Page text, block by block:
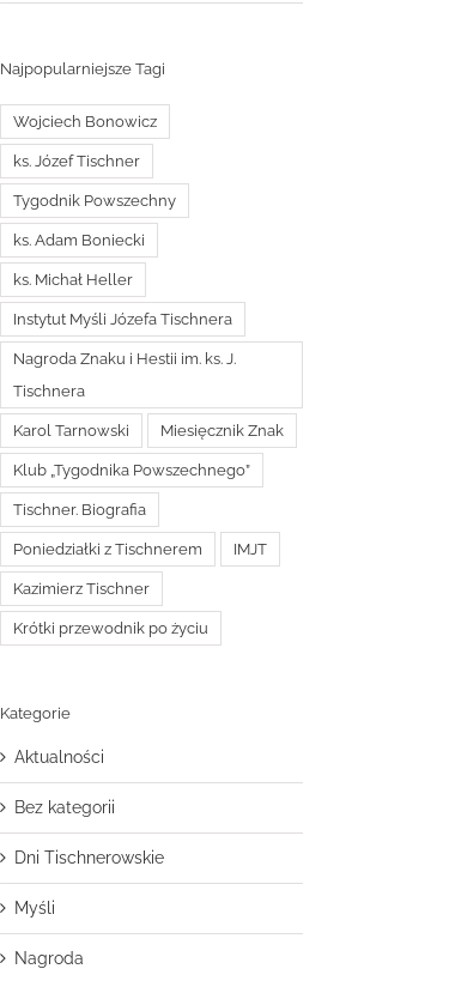
Najpopularniejsze Tagi
Wojciech Bonowicz
ks. Józef Tischner
Tygodnik Powszechny
ks. Adam Boniecki
ks. Michał Heller
Instytut Myśli Józefa Tischnera
Nagroda Znaku i Hestii im. ks. J.
Tischnera
Karol Tarnowski Miesięcznik Znak
Klub „Tygodnika Powszechnego”
Tischner. Biografia
Poniedziałki z Tischnerem IMJT
Kazimierz Tischner
Krótki przewodnik po życiu
Kategorie
Aktualności
Bez kategorii
Dni Tischnerowskie
Myśli
Nagroda